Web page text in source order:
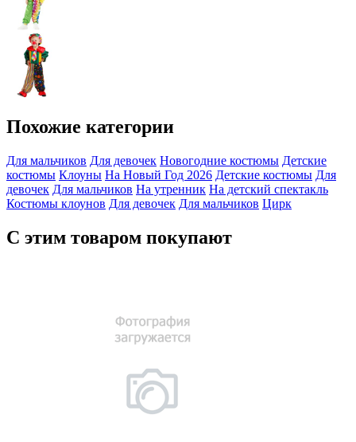
Похожие категории
Для мальчиков Для девочек Новогодние костюмы Детские
костюмы Клоуны На Новый Год 2026 Детские костюмы Для
девочек Для мальчиков На утренник На детский спектакль
Костюмы клоунов Для девочек Для мальчиков Цирк
С этим товаром покупают